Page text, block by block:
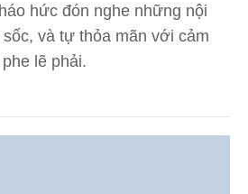
hức đón nghe những nội
và tự thỏa mãn với cảm
lẽ phải.